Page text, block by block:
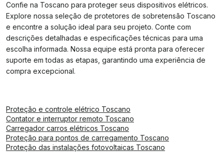
Confie na Toscano para proteger seus dispositivos elétricos.
Explore nossa seleção de protetores de sobretensão Toscano
e encontre a solução ideal para seu projeto. Conte com
descrições detalhadas e especificações técnicas para uma
escolha informada. Nossa equipe está pronta para oferecer
suporte em todas as etapas, garantindo uma experiência de
compra excepcional.
Proteção e controle elétrico Toscano
Contator e interruptor remoto Toscano
Carregador carros elétricos Toscano
Proteção para pontos de carregamento Toscano
Proteção das instalações fotovoltaicas Toscano